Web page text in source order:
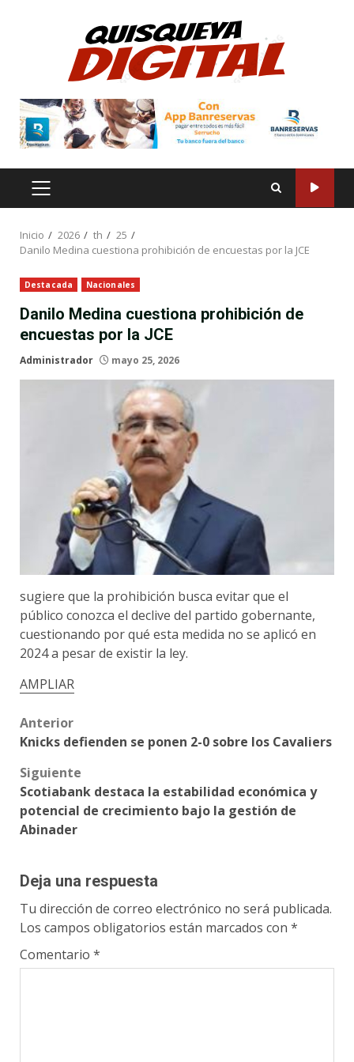
MENÚ
PRINCIPAL
Inicio 2026 th
25
Danilo Medina cuestiona prohibición de encuestas por la JCE
Destacada Nacionales
Danilo Medina cuestiona prohibición de
encuestas por la JCE
Administrador mayo 25, 2026
sugiere que la prohibición busca evitar que el
público conozca el declive del partido gobernante,
cuestionando por qué esta medida no se aplicó en
2024 a pesar de existir la ley.
AMPLIAR
Post
Anterior
Knicks defienden se ponen 2-0 sobre los Cavaliers
Siguiente
Scotiabank destaca la estabilidad económica y
potencial de crecimiento bajo la gestión de
Abinader
Deja una respuesta
Tu dirección de correo electrónico no será publicada.
Los campos obligatorios están marcados con *
Comentario *